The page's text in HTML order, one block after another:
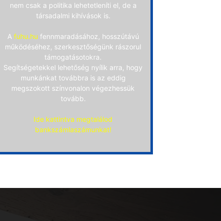
nem csak a politika lehetetleníti el, de a
társadalmi kihívások is.
A fuhu.hu fennmaradásához, hosszútávú
működéséhez, szerkesztőségünk rászorul
támogatásotokra.
Segítségetekkel lehetőség nyílik arra, hogy
munkánkat továbbra is az eddig
megszokott színvonalon végezhessük
tovább.
Ide kattintva megtalálod
bankszámlaszámunkat!